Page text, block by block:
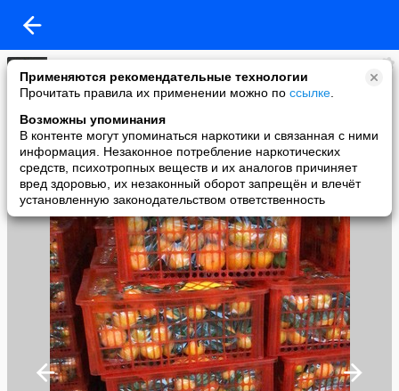
Применяются рекомендательные технологии
Прочитать правила их применении можно по ссылке
Возможны упоминания
В контенте могут упоминаться наркотики и связанная с ними
информация. Незаконное потребление наркотических
средств, психотропных веществ и их аналогов причиняет
вред здоровью, их незаконный оборот запрещён и влечёт
установленную законодательством ответственность
Таможня экспресс
added a photo
21 Sep в 08:55